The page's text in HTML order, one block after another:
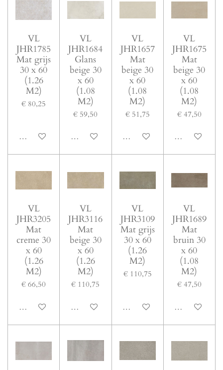
VL
JHR1785
Mat grijs
30 x 60
(1.26
M2)
€ 80,25
In winkelwagen
VL
JHR1684
Glans
beige 30
x 60
(1.08
M2)
€ 59,50
In winkelwagen
VL
JHR1657
Mat
beige 30
x 60
(1.08
M2)
€ 51,75
In winkelwagen
VL
JHR1675
Mat
beige 30
x 60
(1.08
M2)
€ 47,50
In
VL
JHR3205
Mat
creme 30
x 60
(1.26
M2)
€ 66,50
In winkelwagen
VL
JHR3116
Mat
beige 30
x 60
(1.26
M2)
€ 110,75
In winkelwagen
VL
JHR3109
Mat grijs
30 x 60
(1.26
M2)
€ 110,75
In winkelwagen
VL
JHR1689
Mat
bruin 30
x 60
(1.08
M2)
€ 47,50
In